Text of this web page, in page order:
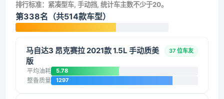
排行标准：紧凑型车, 手动挡, 统计车主数不少于20。
第338名（共514款车型）
马自达3 昂克赛拉 2021款 1.5L 手动质美
版
37 位车友
平均油耗 5.78
整备质量 1297